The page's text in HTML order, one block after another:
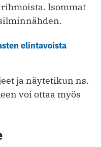
Isommat
elintavoista
ja näytetikun ns.
voi ottaa myös